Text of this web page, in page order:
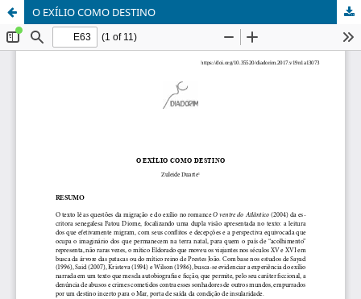
O EXÍLIO COMO DESTINO